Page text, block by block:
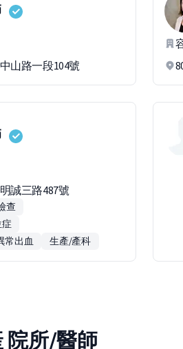
山路一段104號
誠三路487號
查
常出血
生產/產科
院所/醫師